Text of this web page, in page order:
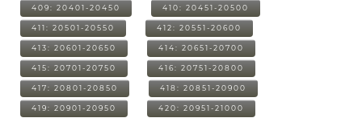
409: 20401-20450 410: 20451-20500
411: 20501-20550 412: 20551-20600
413: 20601-20650 414: 20651-20700
415: 20701-20750 416: 20751-20800
417: 20801-20850 418: 20851-20900
419: 20901-20950 420: 20951-21000